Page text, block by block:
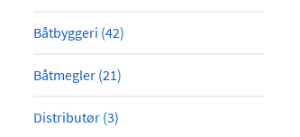
Båtbyggeri (42)
Båtmegler (21)
Distributør (3)